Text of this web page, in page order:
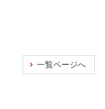
一覧ページへ